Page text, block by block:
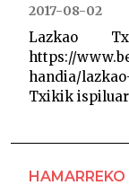
2017-08-02
Lazkao
https://
handia/
Txikik